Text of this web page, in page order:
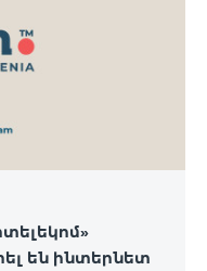
են ինտերնետ